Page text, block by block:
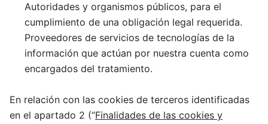
Autoridades y organismos públicos, para el
cumplimiento de una obligación legal requerida.
Proveedores de servicios de tecnologías de la
información que actúan por nuestra cuenta como
encargados del tratamiento.
En relación con las cookies de terceros identificadas
en el apartado 2 (“Finalidades de las cookies y